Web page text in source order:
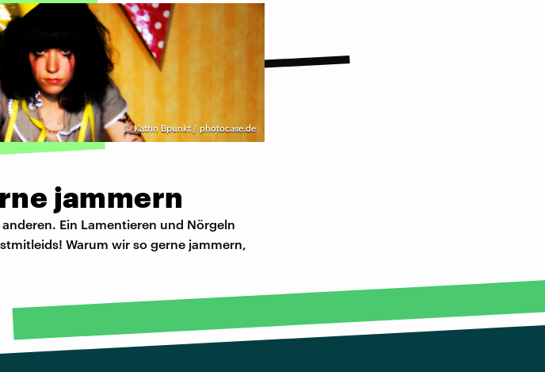
©Katrin Bpunkt / photocase.de
jammern
Ein Lamentieren und Nörgeln
Warum wir so gerne jammern,